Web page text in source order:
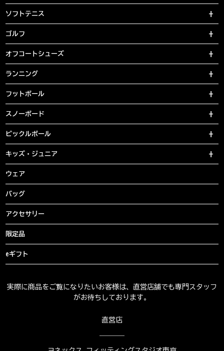
ソフトテニス
ゴルフ
オフコートシューズ
ランニング
フットボール
スノーボード
ピックルボール
キッズ・ジュニア
ウェア
バッグ
アクセサリー
限定品
eギフト
実際に商品をご覧になりたいお客様は、直営店舗でも専門スタッフ
がお待ちしております。
直営店